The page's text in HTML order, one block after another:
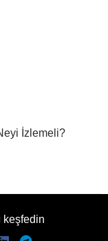
İzlemeli?
keşfedin